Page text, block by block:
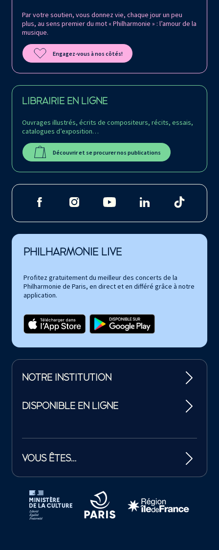
Par votre soutien, vous donnez vie, chaque jour un peu
plus, au sens premier du mot « Philharmonie » : l’amour de la
musique.
Engagez-vous à nos côtés!
LIBRAIRIE EN LIGNE
Ouvrages illustrés, écrits de compositeurs, récits, essais,
catalogues d’exposition…
Découvrir et se procurer nos publications
PHILHARMONIE LIVE
Profitez gratuitement du meilleur des concerts de la
Philharmonie de Paris, en direct et en différé grâce à notre
application.
NOTRE INSTITUTION
DISPONIBLE EN LIGNE
VOUS ÊTES…
Tutelles et mécènes de la Philharmonie de Paris